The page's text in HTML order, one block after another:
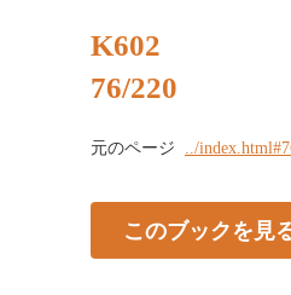
K602
76/220
元のページ ../
このブックを見